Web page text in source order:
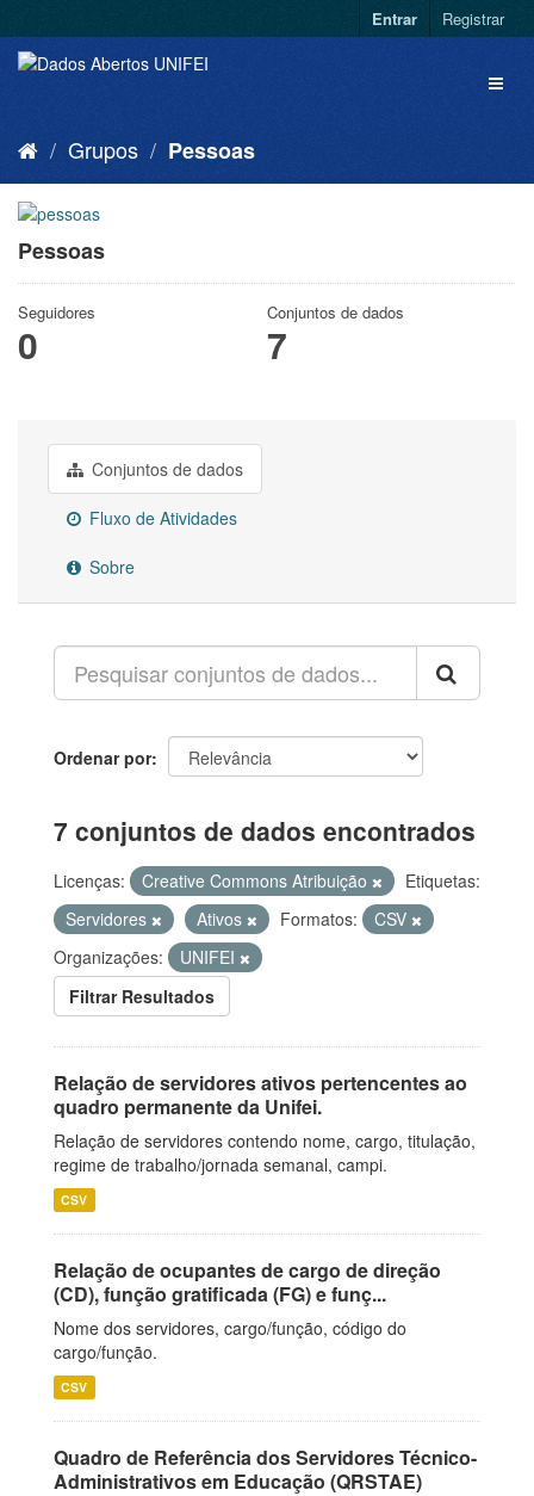
Entrar Registrar
Grupos Pessoas
Pessoas
Seguidores
0
Conjuntos de dados
7
Conjuntos de dados
Fluxo de Atividades
Sobre
Ordenar por
7 conjuntos de dados encontrados
Licenças: Creative Commons Atribuição
Etiquetas:
Servidores
Ativos Formatos:
CSV
Organizações:
UNIFEI
Filtrar Resultados
Relação de servidores ativos pertencentes ao
quadro permanente da Unifei.
Relação de servidores contendo nome, cargo, titulação,
regime de trabalho/jornada semanal, campi.
CSV
Relação de ocupantes de cargo de direção
(CD), função gratificada (FG) e funç...
Nome dos servidores, cargo/função, código do
cargo/função.
CSV
Quadro de Referência dos Servidores Técnico-
Administrativos em Educação (QRSTAE)